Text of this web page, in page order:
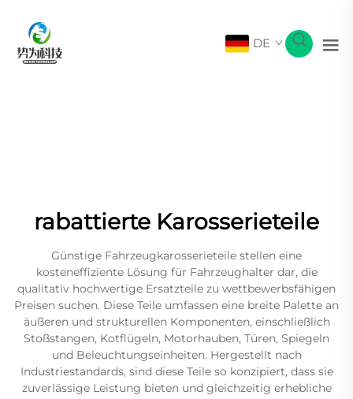
DE
rabattierte Karosserieteile
Günstige Fahrzeugkarosserieteile stellen eine
kosteneffiziente Lösung für Fahrzeughalter dar, die
qualitativ hochwertige Ersatzteile zu wettbewerbsfähigen
Preisen suchen. Diese Teile umfassen eine breite Palette an
äußeren und strukturellen Komponenten, einschließlich
Stoßstangen, Kotflügeln, Motorhauben, Türen, Spiegeln
und Beleuchtungseinheiten. Hergestellt nach
Industriestandards, sind diese Teile so konzipiert, dass sie
zuverlässige Leistung bieten und gleichzeitig erhebliche